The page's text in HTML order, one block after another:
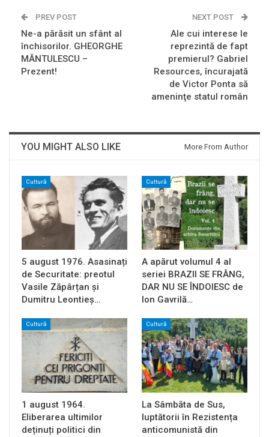
PREV POST
Ne-a părăsit un sfânt al
închisorilor. GHEORGHE
MÂNTULESCU –
Prezent!
NEXT POST
Ale cui interese le
reprezintă de fapt
premierul? Gabriel
Resources, încurajată
de Victor Ponta să
ameninţe statul român
YOU MIGHT ALSO LIKE More From Author
Cultură
5 august 1976. Asasinați
de Securitate: preotul
Vasile Zăpârțan și
Dumitru Leontieș…
Cultură
A apărut volumul 4 al
seriei BRAZII SE FRÂNG,
DAR NU SE ÎNDOIESC de
Ion Gavrilă…
Cultură
1 august 1964.
Eliberarea ultimilor
deținuți politici din
Cultură
La Sâmbăta de Sus,
luptătorii în Rezistența
anticomunistă din